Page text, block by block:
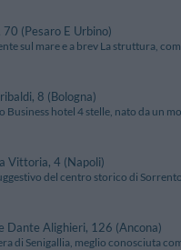
(Pesaro E Urbino)
sul mare e a brev La struttura,
8 (Bologna)
Business hotel 4 stelle, nato da un
Vittoria, 4 (Napoli)
del centro storico di
Dante Alighieri, 126 (Ancona)
di Senigallia, meglio conosciuta